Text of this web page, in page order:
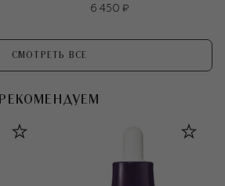
Естественный (6g)
6 450 ₽
СМОТРЕТЬ ВСЕ
РЕКОМЕНДУЕМ